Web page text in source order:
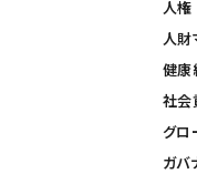
人権
人財
健康
社会
グロ
ガバ